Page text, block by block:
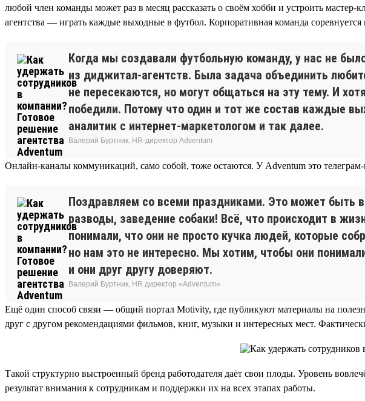
любой член команды может раз в месяц рассказать о своём хобби и устроить
агентства — играть каждые выходные в футбол. Корпоративная команда
Когда мы создавали футбольную команду, у нас не
из диджитал-агентств. Была задача объединить
не пересекаются, но могут общаться на эту тему. И
победили. Потому что один и тот же состав каждые
аналитик с интернет-маркетологом и так далее.
Валерий Буртник, HR-директор Adventum
Онлайн-каналы коммуникаций, само собой, тоже остаются. У Adventum это
Поздравляем со всеми праздниками. Это может быть
разводы, заведение собаки! Всё, что происходит в
понимали, что они не просто кучка людей, которые
но нам это не интересно. Мы хотим, чтобы они
и они друг другу доверяют.
Валерий Буртник, HR директор «Adventum»
Ещё один способ связи — общий портал Motivity, где публикуют материалы на
друг с другом рекомендациями фильмов, книг, музыки и интересных мест.
Такой структурно выстроенный бренд работодателя даёт свои плоды. Уровень
результат внимания к сотрудникам и поддержки их на всех этапах работы.